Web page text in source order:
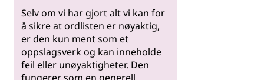
Selv om vi har gjort alt vi kan for
å sikre at ordlisten er nøyaktig,
er den kun ment som et
oppslagsverk og kan inneholde
feil eller unøyaktigheter. Den